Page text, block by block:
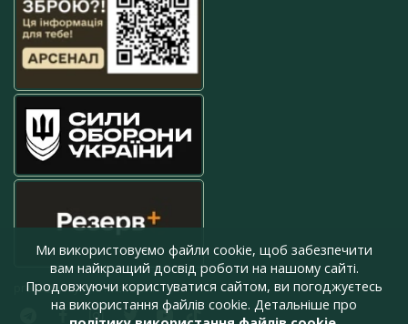
press@armyinform.com.ua
Ми використовуємо файли cookie, щоб забезпечити
вам найкращий досвід роботи на нашому сайті.
Продовжуючи користуватися сайтом, ви погоджуєтесь
на використання файлів cookie. Детальніше про